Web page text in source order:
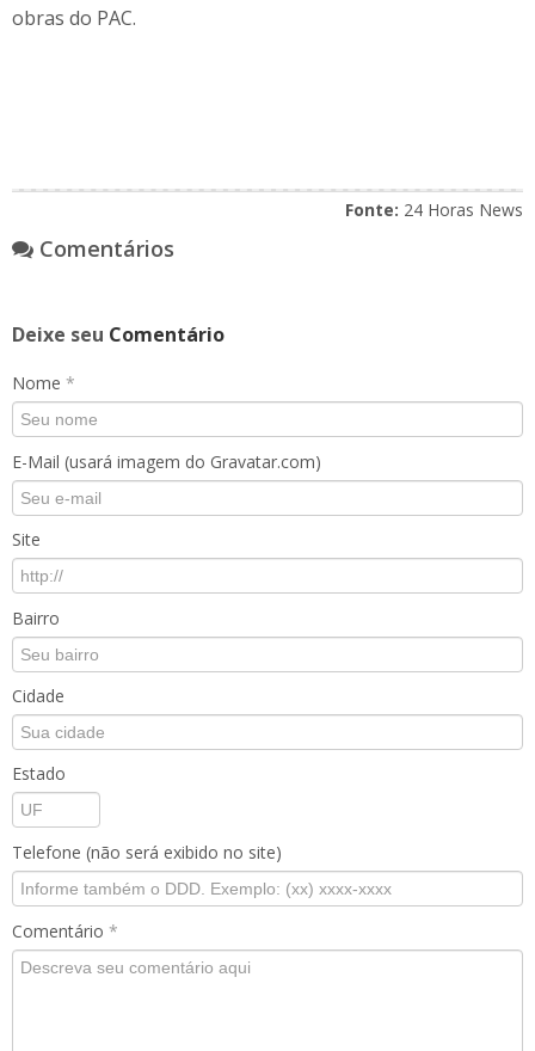
obras do PAC.
Fonte: 24 Horas News
Comentários
Deixe seu Comentário
Nome *
E-Mail (usará imagem do Gravatar.com)
Site
Bairro
Cidade
Estado
Telefone (não será exibido no site)
Comentário *